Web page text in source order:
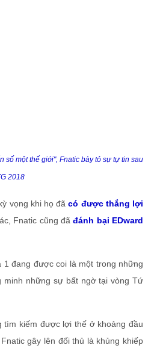
số một thế giới", Fnatic bày tỏ sự tự tin sau
2018
vọng khi họ đãcó được thắng lợi
Fnatic cũng đãđánh bại EDward
đang được coi là một trong những
những sự bất ngờ tại vòng Tứ
tìm kiếm được lợi thế ở khoảng đầu
gây lên đối thủ là khủng khiếp